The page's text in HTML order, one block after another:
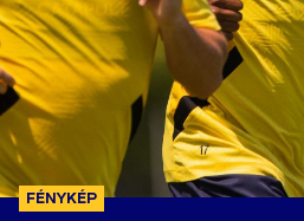
FÉNYKÉP